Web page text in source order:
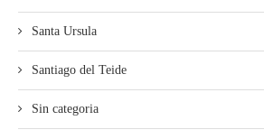
Santa Ursula
Santiago del Teide
Sin categoria